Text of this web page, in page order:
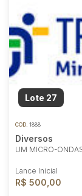
Lote 27
COD. 1888
Diversos
UM MICRO-
Lance Inicial
R$ 500,00